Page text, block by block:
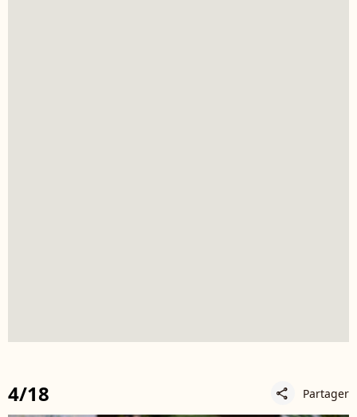
4/18 share Partager